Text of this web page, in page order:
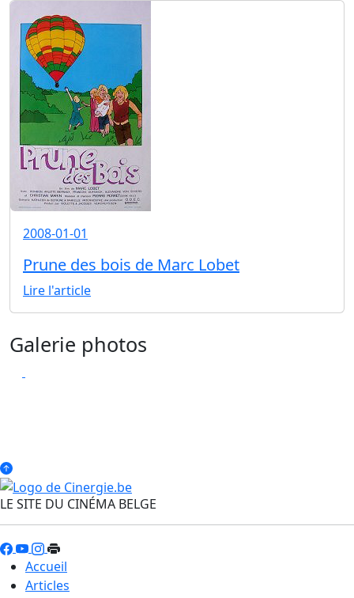
2008-01-01
Prune des bois de Marc Lobet
Lire l'article
Galerie photos
LE SITE DU CINÉMA BELGE
Accueil
Articles